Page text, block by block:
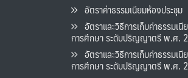
อัตราค่าธรรมเนียมห้องประชุม
อัตราและวิธีการเก็บค่าธรรมเนี
การศึกษา ระดับปริญญาตรี พ.ศ.
อัตราและวิธีการเก็บค่าธรรมเนี
การศึกษา ระดับปริญญาตรี พ.ศ.